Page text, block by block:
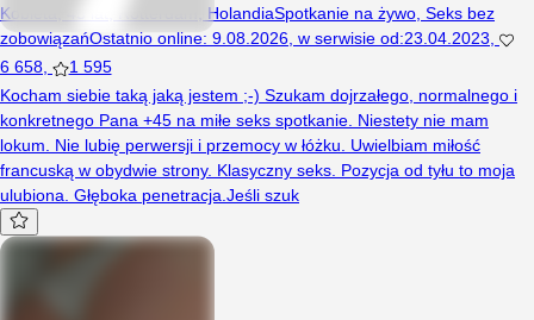
Kobieta, 45 lat, Rotterdam, HolandiaSpotkanie na żywo Seks bez
zobowiązańOstatnio online: 9.08.2026 w serwisie od:23.04.2023
6 658
1 595
Kocham siebie taką jaką jestem ;-) Szukam dojrzałego, normalnego i
konkretnego Pana +45 na miłe seks spotkanie. Niestety nie mam
lokum. Nie lubię perwersji i przemocy w łóżku. Uwielbiam miłość
francuską w obydwie strony. Klasyczny seks. Pozycja od tyłu to moja
ulubiona. Głęboka penetracja.Jeśli szuk